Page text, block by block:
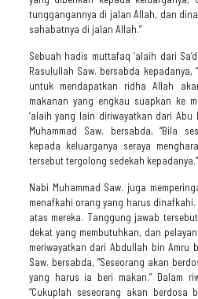
tunggangannya di jalan Allah, dan
sahabatnya di jalan Allah.”
Sebuah hadis muttafaq ‘alaih dari
Rasulullah Saw. bersabda kepadanya,
untuk mendapatkan ridha Allah
makanan yang engkau suapkan ke
‘alaih yang lain diriwayatkan dari Abu
Muhammad Saw. bersabda, “Bila
kepada keluarganya seraya
tersebut tergolong sedekah kepadanya.”
Nabi Muhammad Saw. juga
menafkahi orang yang harus
atas mereka. Tanggung jawab
dekat yang membutuhkan, dan
meriwayatkan dari Abdullah bin Amru
Saw. bersabda, “Seseorang akan
yang harus ia beri makan.” Dalam
“Cukuplah seseorang akan